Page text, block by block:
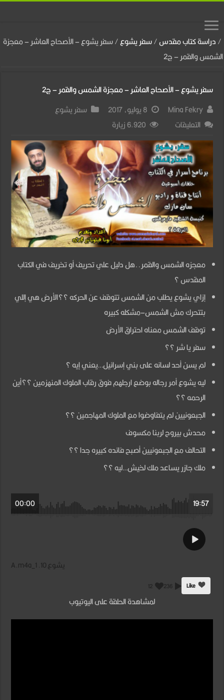
/دراسة كتاب مقدس/سفر يشوع/سفر يشوع – الأصحاح العاشر – معجزة
الشمس والقمر – ج2
سفر يشوع – الأصحاح العاشر – معجزة الشمس والقمر – ج2
Mina Fekry
8 يوليو، 2017
سفر يشوع
التعليقات
سفر
يشوع
–
الأصحاح
العاشر
–
معجزة
الشمس
مغلقة
6,920 زيارة
معجزه الشمس والقمر..هل دليل علي تحريف أو تخريف في الكتاب
المقدس ؟
إزاي يشوع يطلب من الشمس تتوقف عن الحركه ؟؟الأرض هي إللي
بتتحرك مش الشمس–مشكله كبيره
توقف الشمس معناه احتراق الأرض
سفر يا شر ؟؟
لم يسن أحد لسانه على بني إسرائيل…يعني إيه ؟
ليه يشوع أمر رجاله بوضع ارجلهم فوق رقاب الملوك المنهزمين ؟؟أين
الرحمه ؟؟
الجبعونيين لم يتفاوضوا مع الملوك المهاجمين ؟؟
محدش بيروح لربنا مكسوف
التحالف مع الجبعونيين أصبح فائده كبيره جدا ؟؟
ملك جازر يساعد ملك لخيش…ليه ؟؟
19:57
00:00
يشوع 10. A.m4a_1
Like
236
12
لمشاهدة الحلقة على اليوتيوب